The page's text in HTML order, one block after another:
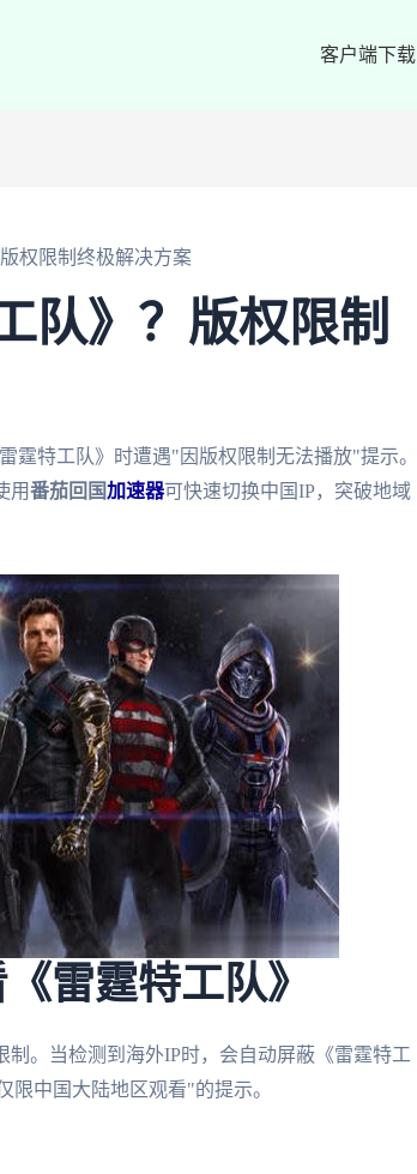
客户端下载
权限制终极解决方案
队》？版权限制
霆特工队》时遭遇"因版权限制无法播放"提示。
用番茄回国加速器可快速切换中国IP，突破地域
雷霆特工队》
。当检测到海外IP时，会自动屏蔽《雷霆特工
限中国大陆地区观看"的提示。